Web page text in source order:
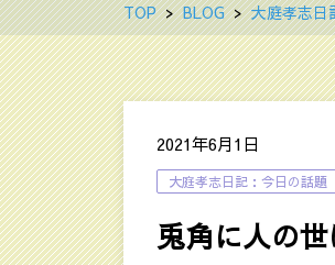
TOP BLOG 大庭孝志日
2021年6月1日
大庭孝志日記：今日の話題
兎角に人の